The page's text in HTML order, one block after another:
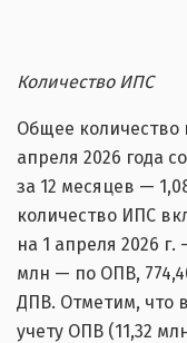
Количество ИПС
Общее количество
апреля 2026 года
за 12 месяцев —
количество ИПС
на 1 апреля 2026 г.
млн — по ОПВ,
ДПВ. Отметим, что
учету ОПВ (11,32